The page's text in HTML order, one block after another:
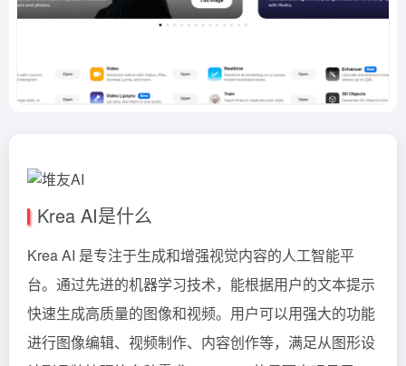
Krea AI是什么
Krea AI 是专注于生成和增强视觉内容的人工智能平
台。通过先进的机器学习技术，能根据用户的文本提示
快速生成高质量的图像和视频。用户可以用强大的功能
进行图像编辑、视频制作、内容创作等，满足从图形设